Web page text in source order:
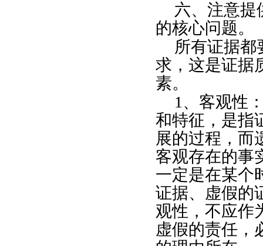
六、注意提
的核心问题。
所有证据都
求，这是证据
素。
1 、客观性
和特征，是指
展的过程，而
客观存在的事
一定是在某个
证据、虚假的
观性，不应作
虚假的责任，